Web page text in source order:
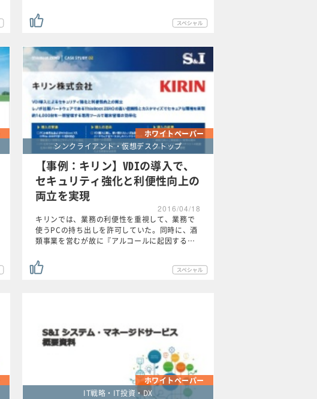
ホワイトペーパー
シンクライアント・仮想デスクトップ
【事例：キリン】VDIの導入で、
セキュリティ強化と利便性向上の
両立を実現
2016/04/18
キリンでは、業務の利便性を重視して、業務で
使うPCの持ち出しを許可していた。同時に、酒
類事業を営むが故に『アルコールに起因する…
ホワイトペーパー
IT戦略・IT投資・DX